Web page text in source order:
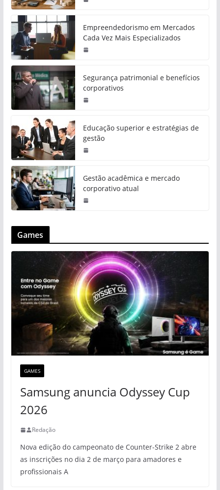
Empreendedorismo em Mercados
Cada Vez Mais Especializados
Segurança patrimonial e benefícios
corporativos
Educação superior e estratégias de
gestão
Gestão acadêmica e mercado
corporativo atual
Games
GAMES
Samsung anuncia Odyssey Cup
2026
Redação
Nova edição do campeonato de Counter-Strike 2 abre
as inscrições no dia 2 de março para amadores e
profissionais A